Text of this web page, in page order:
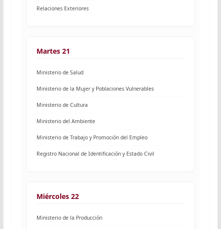
Relaciones Exteriores
Martes 21
Ministerio de Salud
Ministerio de la Mujer y Poblaciones Vulnerables
Ministerio de Cultura
Ministerio del Ambiente
Ministerio de Trabajo y Promoción del Empleo
Registro Nacional de Identificación y Estado Civil
Miércoles 22
Ministerio de la Producción